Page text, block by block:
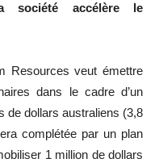
société accélère le
Resources veut émettre
dans le cadre d’un
de dollars australiens (3,8
complétée par un plan
1 million de dollars